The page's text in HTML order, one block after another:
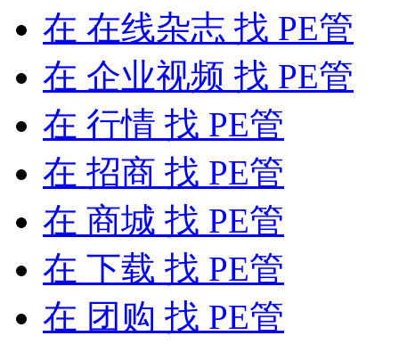
在 在线杂志 找 PE管
在 企业视频 找 PE管
在 行情 找 PE管
在 招商 找 PE管
在 商城 找 PE管
在 下载 找 PE管
在 团购 找 PE管